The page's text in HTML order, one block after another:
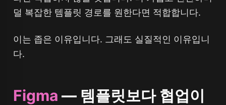
덜 복잡한 템플릿 경로를 원한다면 적합합니다.
이는 좁은 이유입니다. 그래도 실질적인 이유입니
다.
Figma — 템플릿보다 협업이